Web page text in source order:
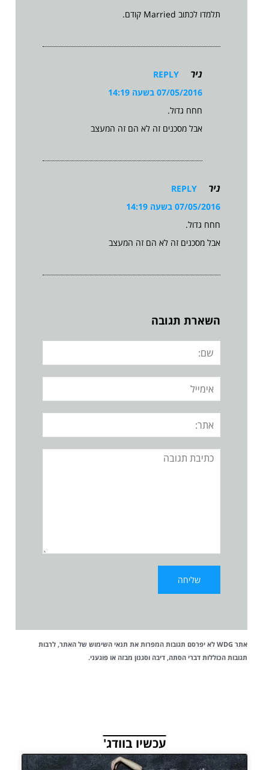
תלמדו לכתוב Married קודם.
ניר
REPLY
07/05/2016 בשעה 14:19
חחח גדול.
אבל מסכנים זה לא הם זה המעצב
ניר
REPLY
07/05/2016 בשעה 14:19
חחח גדול.
אבל מסכנים זה לא הם זה המעצב
השארת תגובה
שם:
אימייל
אתר:
תגובה
אתר WDG לא יפרסם תגובות המפרות את תנאי השימוש של האתר, לרבות
תגובות הכוללות דברי הסתה, דיבה וסגנון מבזה או פוגעני.
עכשיו בוודג'